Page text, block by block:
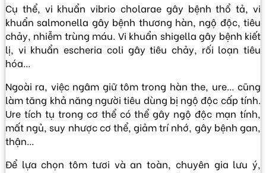
Cụ thể, vi khuẩn vibrio cholarae gây bệnh thổ tả, vi
khuẩn salmonella gây bệnh thương hàn, ngộ độc, tiêu
chảy, nhiễm trùng máu. Vi khuẩn shigella gây bệnh kiết
lị, vi khuẩn escheria coli gây tiêu chảy, rối loạn tiêu
hóa…
Ngoài ra, việc ngâm giữ tôm trong hàn the, ure… cũng
làm tăng khả năng người tiêu dùng bị ngộ độc cấp tính.
Ure tích tụ trong cơ thể có thể gây ngộ độc mạn tính,
mất ngủ, suy nhược cơ thể, giảm trí nhớ, gây bệnh gan,
thận…
Để lựa chọn tôm tươi và an toàn, chuyên gia lưu ý,